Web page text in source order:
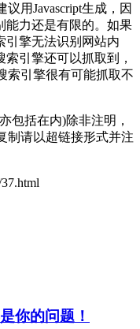
用Javascript生成，因
能力还是有限的。如果
引擎无法识别网站内
索引擎还可以抓取到，
索引擎很有可能抓取不
包括在内)除非注明，
制请以超链接形式并注
你的问题！